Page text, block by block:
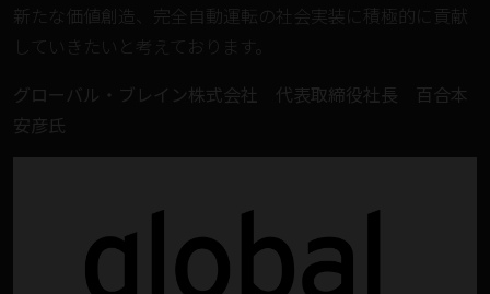
新たな価値創造、完全自動運転の社会実装に積極的に貢献
していきたいと考えております。
グローバル・ブレイン株式会社 代表取締役社長 百合本
安彦氏